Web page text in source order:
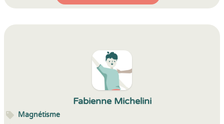
Fabienne Michelini
Magnétisme